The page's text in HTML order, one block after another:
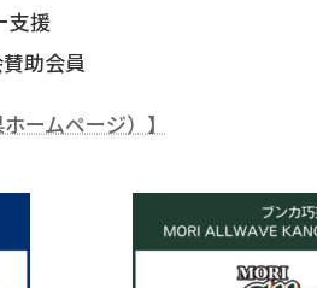
支援
助会員
ームページ）】